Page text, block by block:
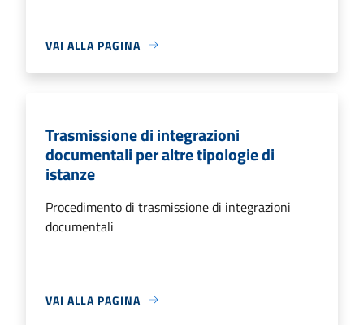
VAI ALLA PAGINA
Trasmissione di integrazioni
documentali per altre tipologie di
istanze
Procedimento di trasmissione di integrazioni
documentali
VAI ALLA PAGINA